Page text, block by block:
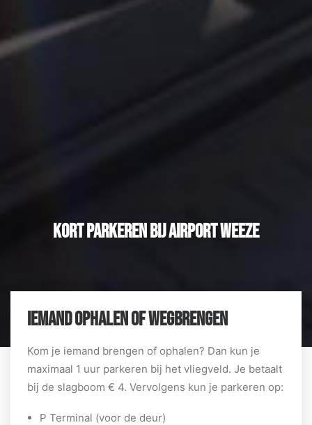
Kort parkeren bij Airport Weeze
IEMAND OPHALEN OF WEGBRENGEN
Kom je iemand brengen of ophalen? Dan kun je
maximaal 1 uur parkeren bij het vliegveld. Je betaalt
bij de slagboom € 4. Vervolgens kun je parkeren op:
P Terminal (voor de deur)